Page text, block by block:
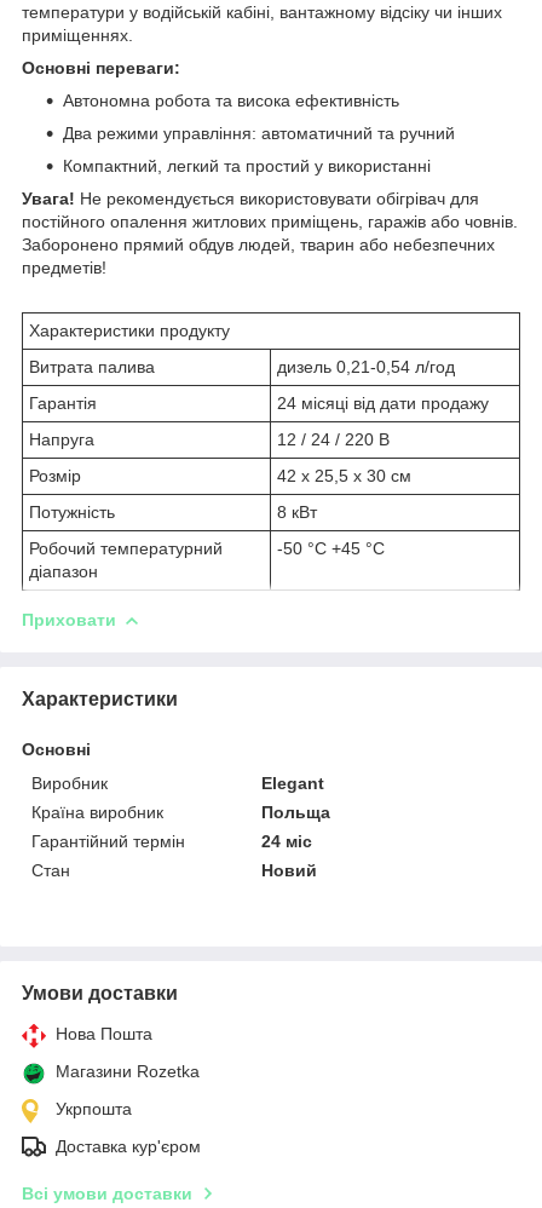
температури у водійській кабіні, вантажному відсіку чи інших
приміщеннях.
Основні переваги:
Автономна робота та висока ефективність
Два режими управління: автоматичний та ручний
Компактний, легкий та простий у використанні
Увага! Не рекомендується використовувати обігрівач для
постійного опалення житлових приміщень, гаражів або човнів.
Заборонено прямий обдув людей, тварин або небезпечних
предметів!
Характеристики продукту
Витрата палива
дизель 0,21-0,54 л/год
Гарантія
24 місяці від дати продажу
Напруга
12 / 24 / 220 B
Розмір
42 х 25,5 х 30 см
Потужність
8 кВт
Робочий температурний
діапазон
-50 °C +45 °C
Приховати
Характеристики
Основні
Виробник
Elegant
Країна виробник
Польща
Гарантійний термін
24 міс
Стан
Новий
Умови доставки
Нова Пошта
Магазини Rozetka
Укрпошта
Доставка кур'єром
Всі умови доставки